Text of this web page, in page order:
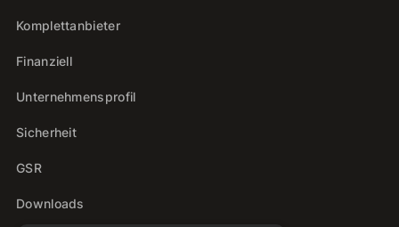
Komplettanbieter
Finanziell
Unternehmensprofil
Sicherheit
GSR
Downloads